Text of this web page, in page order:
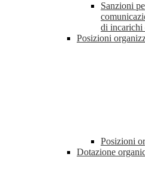
Sanzioni
di incarichi
Posizioni
Posizioni
Dotazione